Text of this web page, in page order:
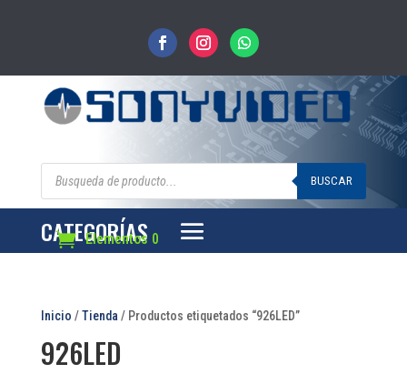
Búsqueda
BUSCAR
Elementos 0
CATEGORÍAS
Inicio /Tienda / Productos etiquetados “926LED”
926LED